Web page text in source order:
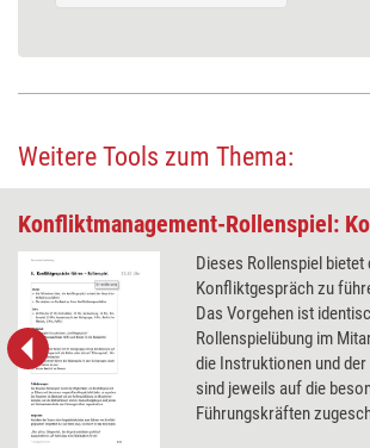
Weitere Tools zum Thema:
Dieses Rollenspiel
Konfliktgespräch zu
Das Vorgehen ist
Rollenspielübung im
die Instruktionen und
sind jeweils auf die
Führungskräften